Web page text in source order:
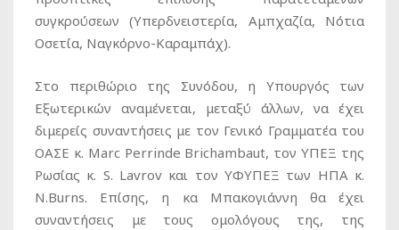
συγκρούσεων (Υπερδνειστερία, Αμπχαζία, Νότια
Οσετία, Ναγκόρνο-Καραμπάχ).
Στο περιθώριο της Συνόδου, η Υπουργός των
Εξωτερικών αναμένεται, μεταξύ άλλων, να έχει
διμερείς συναντήσεις με τον Γενικό Γραμματέα του
ΟΑΣΕ κ. Marc Perrinde Brichambaut, τον ΥΠΕΞ της
Ρωσίας κ. S. Lavrov και τον ΥΦΥΠΕΞ των ΗΠΑ κ.
N.Burns. Επίσης, η κα Μπακογιάννη θα έχει
συναντήσεις με τους ομολόγους της, της